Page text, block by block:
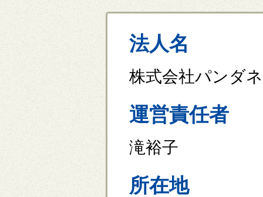
法人名
株式会社パンダ
運営責任者
滝裕子
所在地